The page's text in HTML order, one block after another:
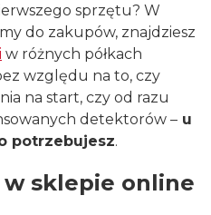
sprzętu? W
do zakupów, znajdziesz
w różnych półkach
względu na to, czy
na start, czy od razu
detektorów – u
potrzebujesz.
w sklepie online